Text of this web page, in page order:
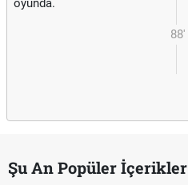
oyunda.
88'
Şu An Popüler İçerikler